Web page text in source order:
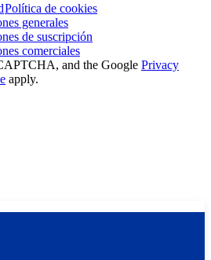
Política de cookies
generales
de suscripción
comerciales
and the Google Privacy
apply.